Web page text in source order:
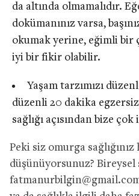
da altında olmamalıdır.
dokümanınız varsa,
okumak yerine, eğimli bir
iyi bir fikir olabilir.
Yaşam tarzımızı
düzenli 20 dakika egzersiz
sağlığı açısından bize
Peki siz omurga sağlığınız
düşünüyorsunuz?